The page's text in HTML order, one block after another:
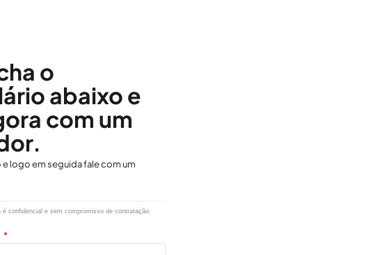
o
abaixo e
com um
e logo em seguida fale com um
é confidencial e sem compromisso de contratação.